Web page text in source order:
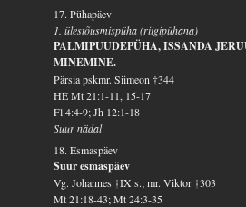
17. Pühapäev
1. ülestõusmispüha (riigipühana)
PALMIPUUDEPÜHA, ISSANDA
MINEMINE.
Pärsia pskmr. Siimeon †344
HE Mt 21:1-11, 15-17
Fl 4:4-9; Jh 12:1-18
Suur nädal
18. Esmaspäev
Suur esmaspäev
Vg. Johannes †IX s.; mr. Viktor †303
Mt 21:18-43; Mt 24:3-35